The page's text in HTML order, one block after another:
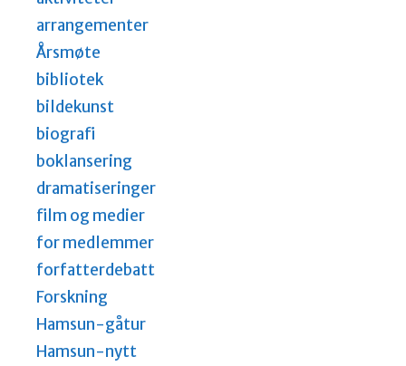
arrangementer
Årsmøte
bibliotek
bildekunst
biografi
boklansering
dramatiseringer
film og medier
for medlemmer
forfatterdebatt
Forskning
Hamsun-gåtur
Hamsun-nytt